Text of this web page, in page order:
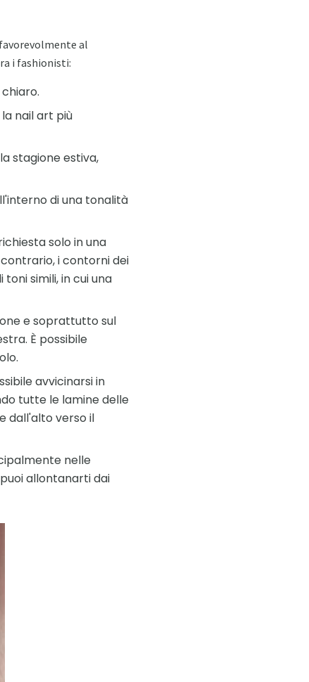
al
i fashionisti:
nail art più
stagione estiva,
di una tonalità
solo in una
i contorni dei
simili, in cui una
e soprattutto sul
È possibile
avvicinarsi in
tutte le lamine delle
dall'alto verso il
nelle
allontanarti dai